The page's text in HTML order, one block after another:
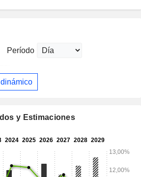
Período
y Estimaciones